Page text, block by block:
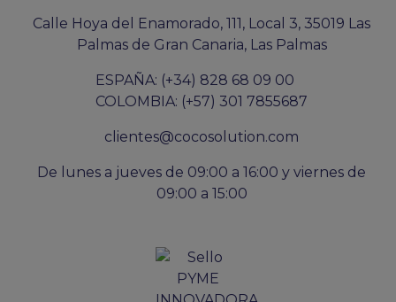
Calle Hoya del Enamorado, 111, Local 3, 35019 Las
Palmas de Gran Canaria, Las Palmas
ESPAÑA: (+34) 828 68 09 00
COLOMBIA: (+57) 301 7855687
clientes@cocosolution.com
De lunes a jueves de 09:00 a 16:00 y viernes de
09:00 a 15:00